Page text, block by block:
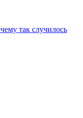
так случилось